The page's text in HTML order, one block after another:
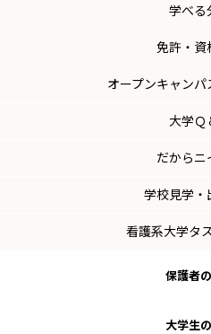
学べる
免許・資
オープンキャンパ
大学Ｑ
だからニ
学校見学・
看護系大学タ
保護者
大学生